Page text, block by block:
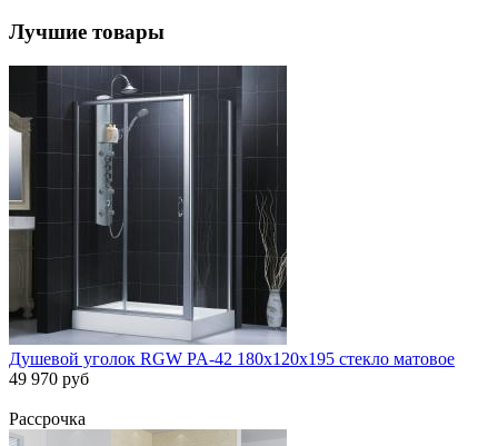
Лучшие товары
Душевой уголок RGW PA-42 180х120х195 стекло матовое
49 970 руб
Рассрочка